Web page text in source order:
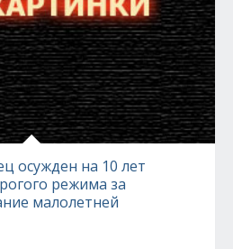
осужден на 10 лет
режима за
малолетней